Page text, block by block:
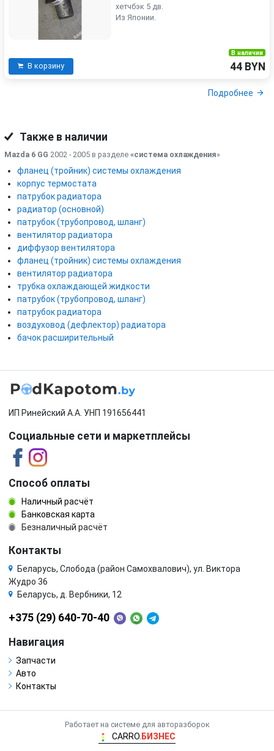
хетчбэк 5 дв.
Из Японии.
В корзину
В наличии
44 BYN
Подробнее
Также в наличии
Mazda 6 GG 2002 - 2005 в разделе «система охлаждения»
фланец (тройник) системы охлаждения
корпус термостата
патрубок радиатора
радиатор (основной)
патрубок (трубопровод, шланг)
вентилятор радиатора
диффузор вентилятора
фланец (тройник) системы охлаждения
вентилятор радиатора
трубка охлаждающей жидкости
патрубок (трубопровод, шланг)
патрубок радиатора
воздуховод (дефлектор) радиатора
бачок расширительный
ИП Ринейский А.А. УНП 191656441
Социальные сети и маркетплейсы
Способ оплаты
Наличный расчёт
Банковская карта
Безналичный расчёт
Контакты
Беларусь, Слобода (район Самохвалович), ул. Виктора
Жудро 36
Беларусь, д. Вербники, 12
+375 (29) 640-70-40
Навигация
Запчасти
Авто
Контакты
Работает на системе для авторазборок
CARRO. БИЗНЕС